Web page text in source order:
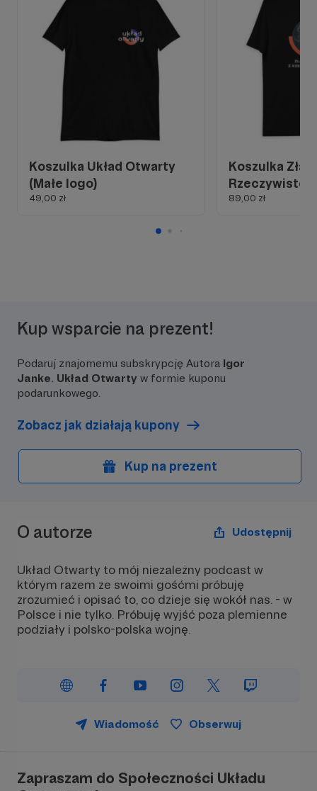
Koszulka Układ Otwarty
(Małe logo)
49,00 zł
Koszulka
89,00 zł
Kup wsparcie na prezent!
Podaruj znajomemu subskrypcję Autora Igor
Janke. Układ Otwarty w formie kuponu
podarunkowego.
Zobacz jak działają kupony
Kup na prezent
O autorze Udostępnij
Układ Otwarty to mój niezależny podcast w
którym razem ze swoimi gośćmi próbuję
zrozumieć i opisać to, co dzieje się wokół nas. - w
Polsce i nie tylko. Próbuję wyjść poza plemienne
podziały i polsko-polska wojnę.
Wiadomość Obserwuj
Zapraszam do Społeczności Układu